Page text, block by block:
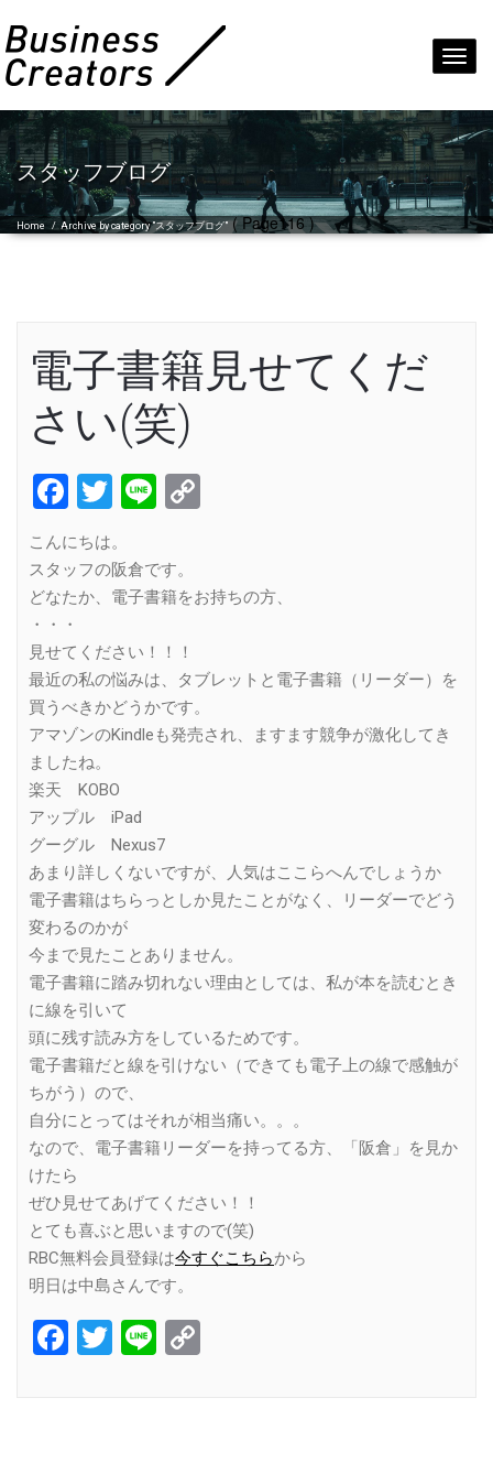
スタッフブログ
Home /Archive by category "スタッフブログ"( Page116 )
電子書籍見せてくだ
さい(笑)
Facebook
Twitter
Line
こんにちは。
スタッフの阪倉です。
どなたか、電子書籍をお持ちの方、
・・・
見せてください！！！
最近の私の悩みは、タブレットと電子書籍（リーダー）を
買うべきかどうかです。
アマゾンのKindleも発売され、ますます競争が激化してき
ましたね。
楽天 KOBO
アップル iPad
グーグル Nexus7
あまり詳しくないですが、人気はここらへんでしょうか
電子書籍はちらっとしか見たことがなく、リーダーでどう
変わるのかが
今まで見たことありません。
電子書籍に踏み切れない理由としては、私が本を読むとき
に線を引いて
頭に残す読み方をしているためです。
電子書籍だと線を引けない（できても電子上の線で感触が
ちがう）ので、
自分にとってはそれが相当痛い。。。
なので、電子書籍リーダーを持ってる方、「阪倉」を見か
けたら
ぜひ見せてあげてください！！
とても喜ぶと思いますので(笑)
RBC無料会員登録は今すぐこちらから
明日は中島さんです。
Facebook
Twitter
Line